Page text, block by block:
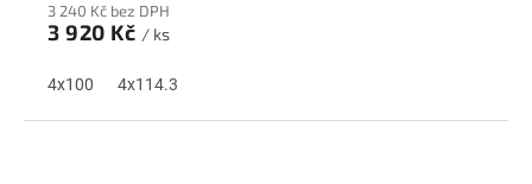
3 240 Kč bez DPH
3 920 Kč / ks
4x100 4x114.3